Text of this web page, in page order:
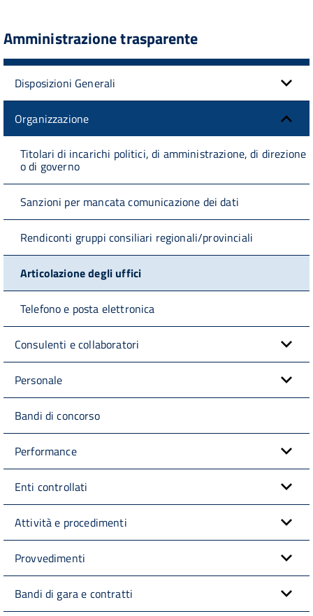
Amministrazione trasparente
Disposizioni Generali
Organizzazione
Titolari di incarichi politici, di amministrazione, di direzione
o di governo
Sanzioni per mancata comunicazione dei dati
Rendiconti gruppi consiliari regionali/provinciali
Articolazione degli uffici
Telefono e posta elettronica
Consulenti e collaboratori
Personale
Bandi di concorso
Performance
Enti controllati
Attività e procedimenti
Provvedimenti
Bandi di gara e contratti